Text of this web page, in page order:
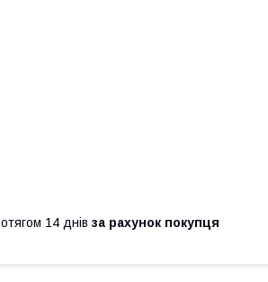
14 днів за рахунок покупця